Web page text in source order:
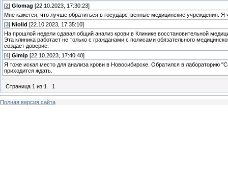
[2] Glomag [22.10.2023, 17:30:23]
Мне кажется, что лучше обратиться в государственные медицинские
[3] Niolid [22.10.2023, 17:35:10]
На прошлой недели сдавал общий анализ крови в Клинике восстановительной
Эта клиника работает не только с гражданами с полисами обязательного
создает доверие.
[4] Gimip [22.10.2023, 17:40:40]
Я тоже искал место для анализа крови в Новосибирске. Обратился в лабораторию
приходится ждать.
Страница 1 из 1 1
Полная версия сайта